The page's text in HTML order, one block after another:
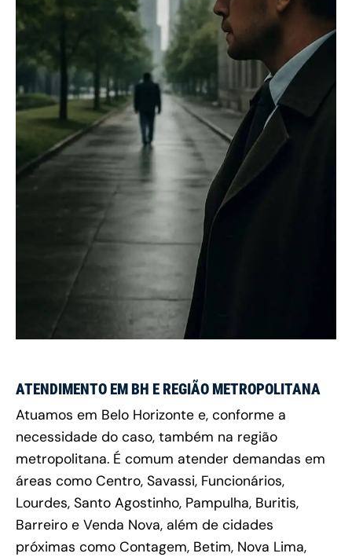
ATENDIMENTO EM BH E REGIÃO METROPOLITANA
Atuamos em Belo Horizonte e, conforme a
necessidade do caso, também na região
metropolitana. É comum atender demandas em
áreas como Centro, Savassi, Funcionários,
Lourdes, Santo Agostinho, Pampulha, Buritis,
Barreiro e Venda Nova, além de cidades
próximas como Contagem, Betim, Nova Lima,